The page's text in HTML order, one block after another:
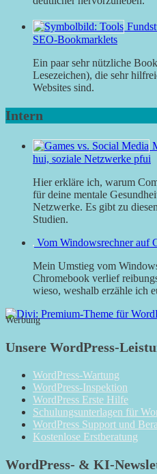
SEO-Bookmarklets
Ein paar sehr nützliche
Lesezeichen), die sehr
Websites sind.
Intern
hui, soziale Netzwerke pfui
Hier erkläre ich, warum
für deine mentale
Netzwerke. Es gibt zu
Studien.
Vom Windowsrechner auf
Mein Umstieg vom
Chromebook verlief
wieso, weshalb erzähle ich
Werbung
Unsere WordPress-
WordPress-Wartung
WordPress-Inspektion
WordPress Erste Hilfe
Schulungsunterlagen für
WordPress Support und
Kostenlose Erstberatung
WordPress- & KI-